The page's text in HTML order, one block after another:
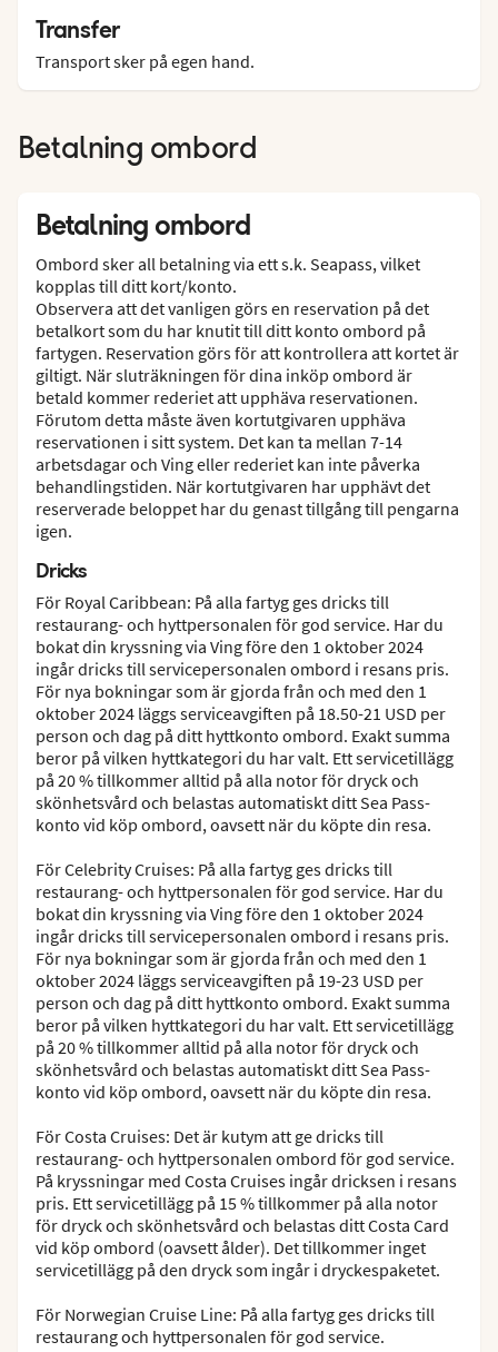
Transfer
Transport sker på egen hand.
Betalning ombord
Betalning ombord
Ombord sker all betalning via ett s.k. Seapass, vilket
kopplas till ditt kort/konto.
Observera att det vanligen görs en reservation på det
betalkort som du har knutit till ditt konto ombord på
fartygen. Reservation görs för att kontrollera att kortet är
giltigt. När sluträkningen för dina inköp ombord är
betald kommer rederiet att upphäva reservationen.
Förutom detta måste även kortutgivaren upphäva
reservationen i sitt system. Det kan ta mellan 7-14
arbetsdagar och Ving eller rederiet kan inte påverka
behandlingstiden. När kortutgivaren har upphävt det
reserverade beloppet har du genast tillgång till pengarna
igen.
Dricks
För Royal Caribbean: På alla fartyg ges dricks till
restaurang- och hyttpersonalen för god service. Har du
bokat din kryssning via Ving före den 1 oktober 2024
ingår dricks till servicepersonalen ombord i resans pris.
För nya bokningar som är gjorda från och med den 1
oktober 2024 läggs serviceavgiften på 18.50-21 USD per
person och dag på ditt hyttkonto ombord. Exakt summa
beror på vilken hyttkategori du har valt. Ett servicetillägg
på 20 % tillkommer alltid på alla notor för dryck och
skönhetsvård och belastas automatiskt ditt Sea Pass-
konto vid köp ombord, oavsett när du köpte din resa.
För Celebrity Cruises: På alla fartyg ges dricks till
restaurang- och hyttpersonalen för god service. Har du
bokat din kryssning via Ving före den 1 oktober 2024
ingår dricks till servicepersonalen ombord i resans pris.
För nya bokningar som är gjorda från och med den 1
oktober 2024 läggs serviceavgiften på 19-23 USD per
person och dag på ditt hyttkonto ombord. Exakt summa
beror på vilken hyttkategori du har valt. Ett servicetillägg
på 20 % tillkommer alltid på alla notor för dryck och
skönhetsvård och belastas automatiskt ditt Sea Pass-
konto vid köp ombord, oavsett när du köpte din resa.
För Costa Cruises: Det är kutym att ge dricks till
restaurang- och hyttpersonalen ombord för god service.
På kryssningar med Costa Cruises ingår dricksen i resans
pris. Ett servicetillägg på 15 % tillkommer på alla notor
för dryck och skönhetsvård och belastas ditt Costa Card
vid köp ombord (oavsett ålder). Det tillkommer inget
servicetillägg på den dryck som ingår i dryckespaketet.
För Norwegian Cruise Line: På alla fartyg ges dricks till
restaurang och hyttpersonalen för god service.